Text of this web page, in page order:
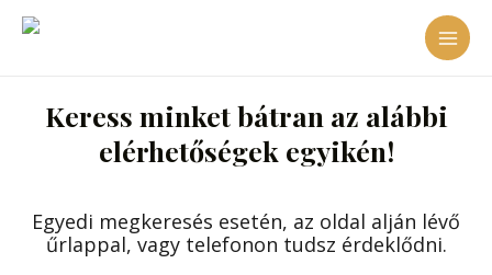
Keress minket bátran az alábbi
elérhetőségek egyikén!
Egyedi megkeresés esetén, az oldal alján lévő
űrlappal, vagy telefonon tudsz érdeklődni.